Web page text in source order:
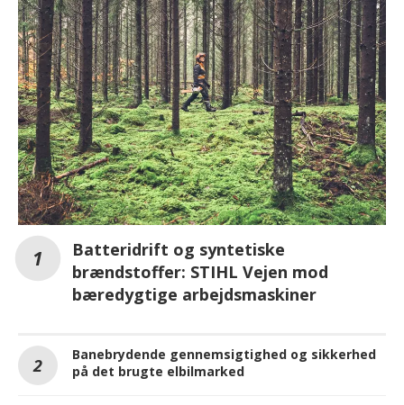
Batteridrift og syntetiske
brændstoffer: STIHL Vejen mod
bæredygtige arbejdsmaskiner
Banebrydende gennemsigtighed og sikkerhed
på det brugte elbilmarked